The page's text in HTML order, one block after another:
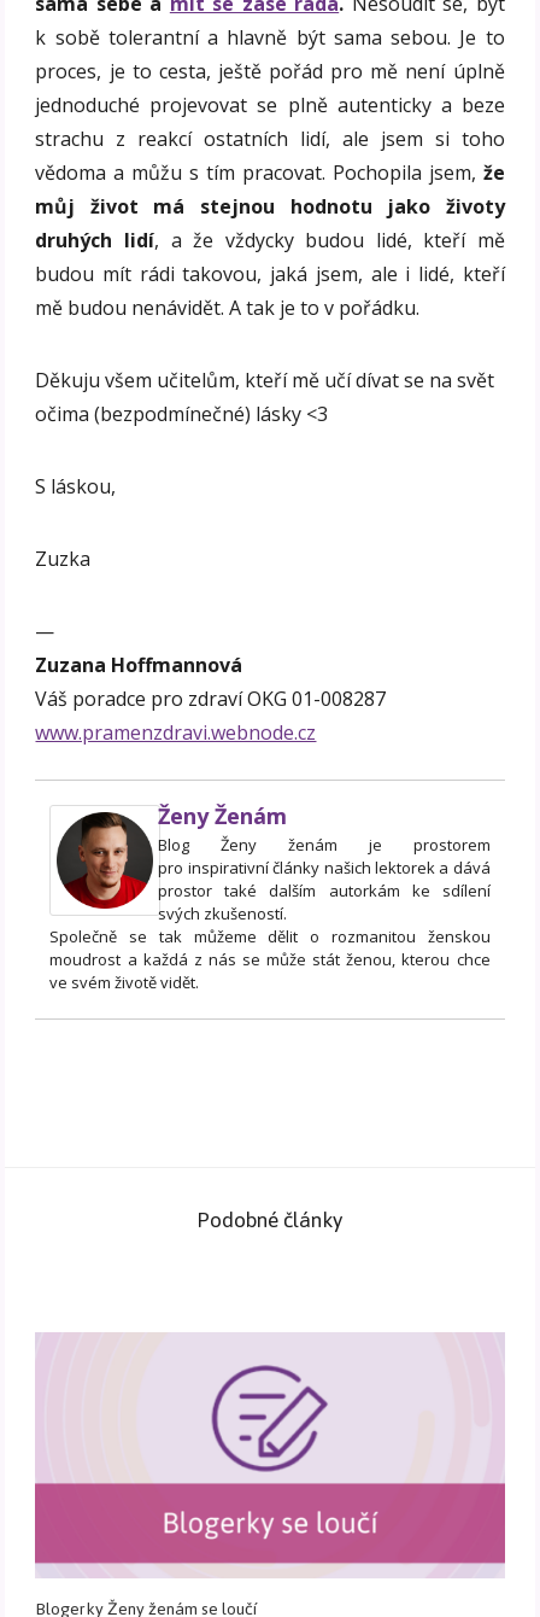
k sobě tolerantní a hlavně být sama sebou. Je to
proces, je to cesta, ještě pořád pro mě není úplně
jednoduché projevovat se plně autenticky a beze
strachu z reakcí ostatních lidí, ale jsem si toho
vědoma a můžu s tím pracovat. Pochopila jsem, že
můj život má stejnou hodnotu jako životy
druhých lidí, a že vždycky budou lidé, kteří mě
budou mít rádi takovou, jaká jsem, ale i lidé, kteří
mě budou nenávidět. A tak je to v pořádku.
Děkuju všem učitelům, kteří mě učí dívat se na svět
očima (bezpodmínečné) lásky <3
S láskou,
Zuzka
—
Zuzana Hoffmannová
Váš poradce pro zdraví OKG 01-008287
www.pramenzdravi.webnode.cz
Ženy Ženám
Blog Ženy ženám je prostorem
pro inspirativní články našich lektorek a dává
prostor také dalším autorkám ke sdílení
svých zkušeností.
Společně se tak můžeme dělit o rozmanitou ženskou
moudrost a každá z nás se může stát ženou, kterou chce
ve svém životě vidět.
Podobné články
Blogerky Ženy ženám se loučí